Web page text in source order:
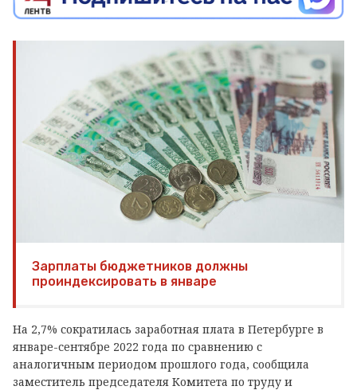
Зарплаты бюджетников должны
проиндексировать в январе
На 2,7% сократилась заработная плата в Петербурге в
январе-сентябре 2022 года по сравнению с
аналогичным периодом прошлого года, сообщила
заместитель председателя Комитета по труду и